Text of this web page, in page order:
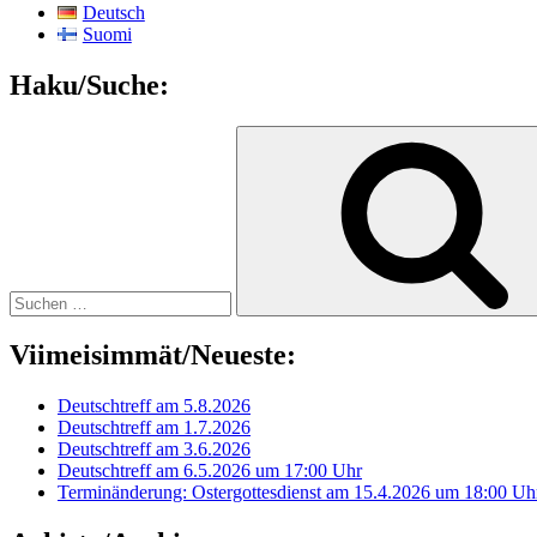
Deutsch
Suomi
Haku/Suche:
Viimeisimmät/Neueste:
Deutschtreff am 5.8.2026
Deutschtreff am 1.7.2026
Deutschtreff am 3.6.2026
Deutschtreff am 6.5.2026 um 17:00 Uhr
Terminänderung: Ostergottesdienst am 15.4.2026 um 18:00